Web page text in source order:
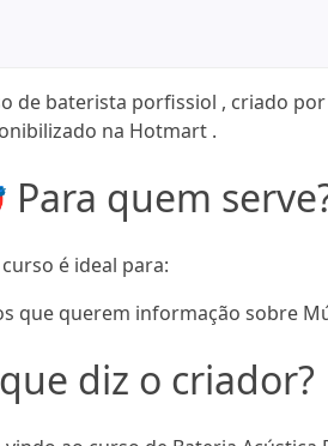
de baterista porfissiol , criado
na Hotmart .
Para quem
curso é ideal para:
que querem informação sobre
diz o criador?